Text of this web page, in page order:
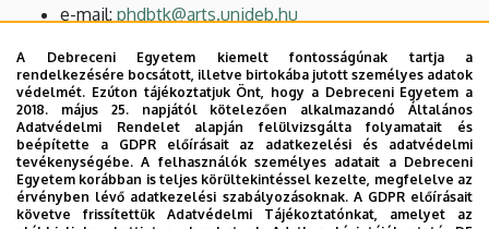
e-mail: phdbtk@arts.unideb.hu
http://btkphd.unideb.hu.
Telenkó Bazil,a TNDI Néprajz Programjának titkára
Főépület, III. emelet, 347-es iroda
Postacím: 4002 Debrecen, Pf. 400.
A Debreceni Egyetem kiemelt fontosságúnak tartja a
rendelkezésére bocsátott, illetve birtokába jutott személyes adatok
védelmét. Ezúton tájékoztatjuk Önt, hogy a Debreceni Egyetem a
2018. május 25. napjától kötelezően alkalmazandó Általános
Adatvédelmi Rendelet alapján felülvizsgálta folyamatait és
beépítette a GDPR előírásait az adatkezelési és adatvédelmi
tevékenységébe. A felhasználók személyes adatait a Debreceni
Egyetem korábban is teljes körültekintéssel kezelte, megfelelve az
érvényben lévő adatkezelési szabályozásoknak. A GDPR előírásait
követve frissítettük Adatvédelmi Tájékoztatónkat, amelyet az